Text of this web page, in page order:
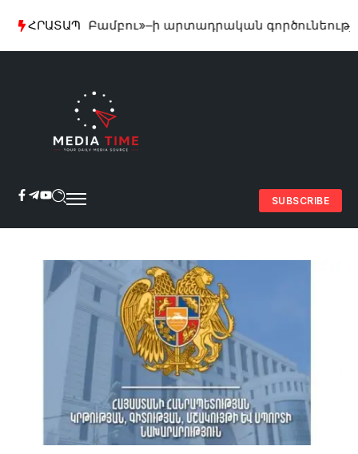
ՀՐԱՏԱՊ
է «Բամբու»–ի արտադրական
SUBSCRIBE